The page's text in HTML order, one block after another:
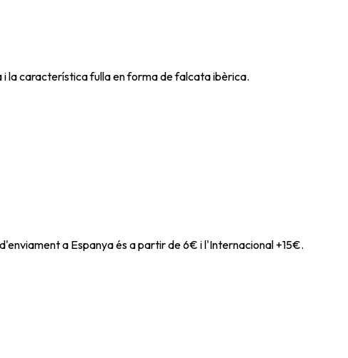
la característica fulla en forma de falcata ibèrica.
a Espanya és a partir de 6€ i l'Internacional +15€.